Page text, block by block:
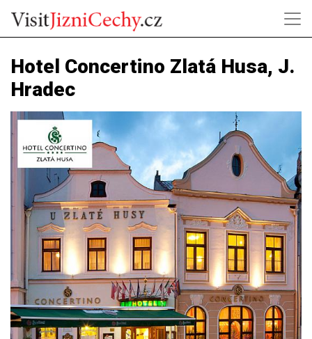
Hotel Concertino Zlatá Husa, J.
Hradec